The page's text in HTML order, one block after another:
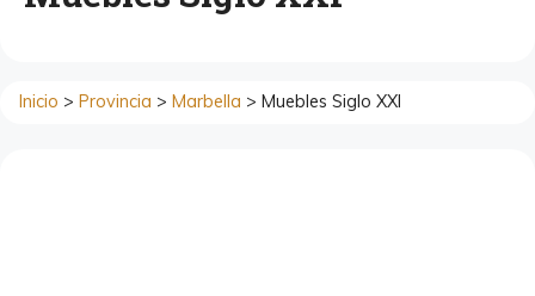
Inicio > Provincia > Marbella > Muebles Siglo XXI